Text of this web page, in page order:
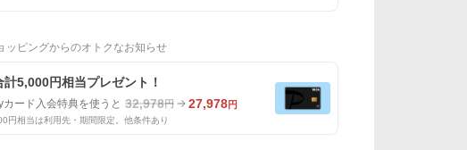
ッピングからのオトクなお知らせ
計5,000円相当プレゼント！
カード入会特典を使うと 32,978円 27,978円
円相当は利用先・期間限定。他条件あり